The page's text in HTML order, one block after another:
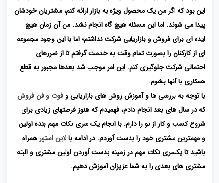
این بود که اگر من یک محصول ویژه به بازار ارائه کنم، مشتریان خودشان
پیدا می شوند. اما این مسئله هیچ گاه انجام نشد. من آن زمان هیچ
ایده ای برای فروش و بازاریابی شرکت نداشتم؛ اما با این وجود مجموعه
ای از کارکنان را بصورت تمام وقت به خدمت گرفتم تا از ضررهای
احتمالی شرکت جلوگیری کنم. این امر موجب شد بعدها مجبور به قطع
همکاری با آنها بشوم.
با توجه به بررسی ها و آموزش روش های بازاریابی و فوت و فن فروش
که در سال های بعد انجام دادم، فهمیدم که هنوز فرصتهای زیادی برای
شروع کسب و کار از نو را دارم. با انجام یک سری نکات مهم بنده اولین
و مهمترین مشتری خود را بدست آوردم. در ادامه بالاین استور همراه
باشید تا یکسری نکات مهم در زمینه بدست آوردن اولین مشتری و البته
مشتری های بعدی را به شما عزیزان آموزش دهیم.